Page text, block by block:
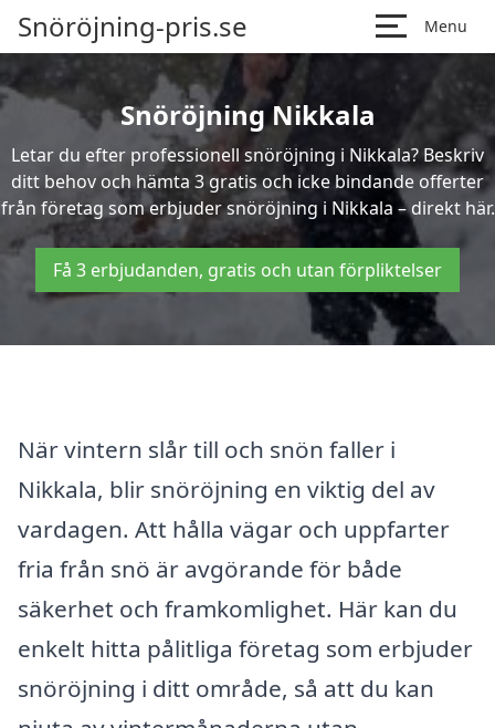
Snöröjning-pris.se Menu
Snöröjning Nikkala
Letar du efter professionell snöröjning i Nikkala? Beskriv
ditt behov och hämta 3 gratis och icke bindande offerter
från företag som erbjuder snöröjning i Nikkala – direkt här.
Få 3 erbjudanden, gratis och utan förpliktelser
När vintern slår till och snön faller i
Nikkala, blir snöröjning en viktig del av
vardagen. Att hålla vägar och uppfarter
fria från snö är avgörande för både
säkerhet och framkomlighet. Här kan du
enkelt hitta pålitliga företag som erbjuder
snöröjning i ditt område, så att du kan